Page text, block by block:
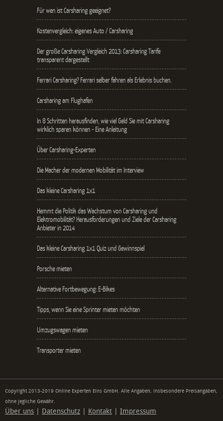
Für wen ist Carsharing geeignet?
Kostenvergleich: eigenes Auto / Carsharing
Der große Carsharing Vergleich 2013: Carsharing Tarife
transparent dargestellt
Ferrari Carsharing? Ferrari selber fahren als Erlebnis buchen.
Carsharing am Flughafen
In 8 Schritten herausfinden, wie viel Geld Sie mit Carsharing
wirklich sparen können - Eine Anleitung
Über Carsharing-Experten
Die Macher der modernen Mobilität im Interview
Das kleine Carsharing 1x1
Hemmt die Politik das Wachstum von Carsharing und
Elektromobilität? Herausforderungen und Ziele der Carsharing
Anbieter in 2014
Das kleine Carsharing 1x1 Quiz und Gewinnspiel
Porsche mieten
Alternative Fortbewegung: E-Bikes
Tipps, wenn Sie eine Sprinter mieten möchten
Umzugswagen mieten
Transporter mieten
Copyright 2013-2019 Online Experten Eins GmbH. Alle Angaben, insbesondere Preisangaben,
ohne jegliche Gewähr.
Über uns Datenschutz Kontakt Impressum